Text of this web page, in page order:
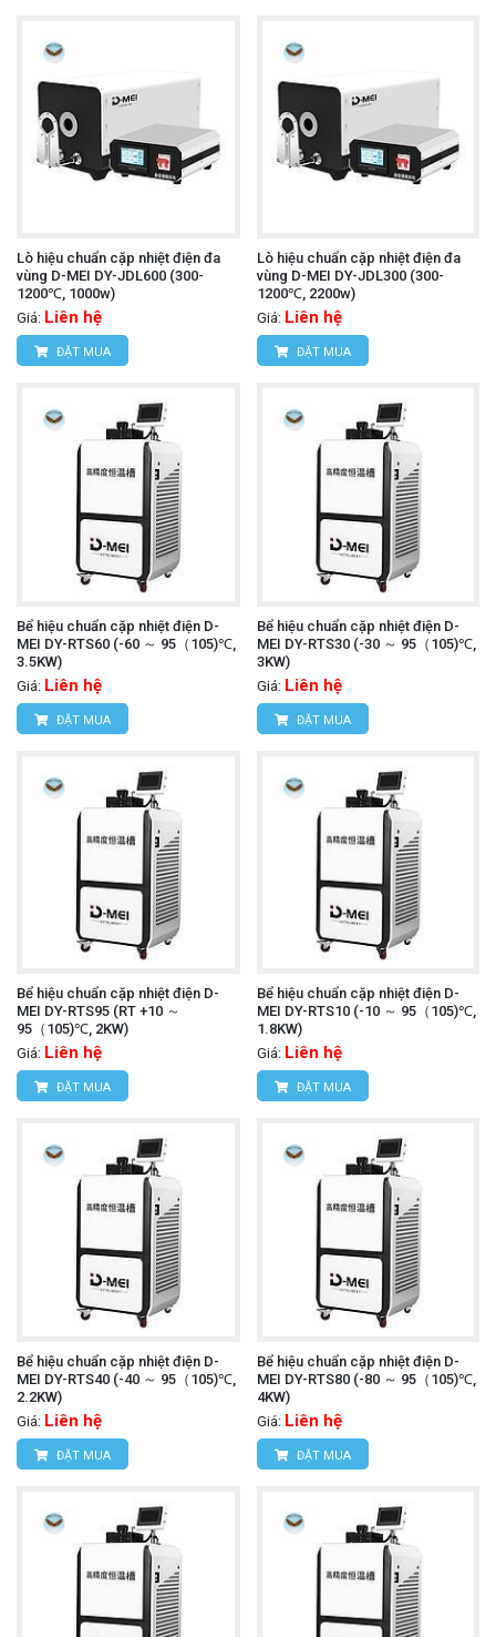
Lò hiệu chuẩn cặp nhiệt điện đa
vùng D-MEI DY-JDL600 (300-
1200℃, 1000w)
Giá: Liên hệ
ĐẶT MUA
Lò hiệu chuẩn cặp nhiệt điện đa
vùng D-MEI DY-JDL300 (300-
1200℃, 2200w)
Giá: Liên hệ
ĐẶT MUA
Bể hiệu chuẩn cặp nhiệt điện D-
MEI DY-RTS60 (-60 ～ 95（105)℃,
3.5KW)
Giá: Liên hệ
ĐẶT MUA
Bể hiệu chuẩn cặp nhiệt điện D-
MEI DY-RTS30 (-30 ～ 95（105)℃,
3KW)
Giá: Liên hệ
ĐẶT MUA
Bể hiệu chuẩn cặp nhiệt điện D-
MEI DY-RTS95 (RT +10 ～
95（105)℃, 2KW)
Giá: Liên hệ
ĐẶT MUA
Bể hiệu chuẩn cặp nhiệt điện D-
MEI DY-RTS10 (-10 ～ 95（105)℃,
1.8KW)
Giá: Liên hệ
ĐẶT MUA
Bể hiệu chuẩn cặp nhiệt điện D-
MEI DY-RTS40 (-40 ～ 95（105)℃,
2.2KW)
Giá: Liên hệ
ĐẶT MUA
Bể hiệu chuẩn cặp nhiệt điện D-
MEI DY-RTS80 (-80 ～ 95（105)℃,
4KW)
Giá: Liên hệ
ĐẶT MUA